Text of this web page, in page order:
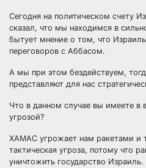
Сегодня на политическом счету
сказал, что мы находимся в
бытует мнение о том, что
переговоров с Аббасом.
А мы при этом бездействуем,
представляют для нас
Что в данном случае вы имеете в
угрозой?
ХАМАС угрожает нам ракетами и
тактическая угроза, потому что
уничтожить государство